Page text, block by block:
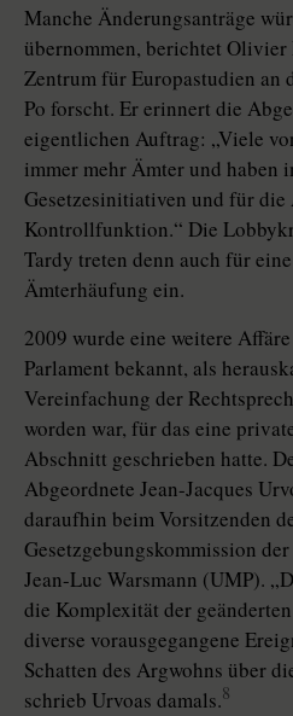
Manche Änderungsanträge
übernommen, berichtet Olivier
Zentrum für Europastudien an
Po forscht. Er erinnert die
eigentlichen Auftrag: „Viele
immer mehr Ämter und haben
Gesetzesinitiativen und für
Kontrollfunktion.“ Die
Tardy treten denn auch für
Ämterhäufung ein.
2009 wurde eine weitere
Parlament bekannt, als
Vereinfachung der
worden war, für das eine
Abschnitt geschrieben hatte.
Abgeordnete Jean-Jacques
daraufhin beim Vorsitzenden
Gesetzgebungskommission
Jean-Luc Warsmann (UMP).
die Komplexität der
diverse vorausgegangene
Schatten des Argwohns über
schrieb Urvoas damals.8